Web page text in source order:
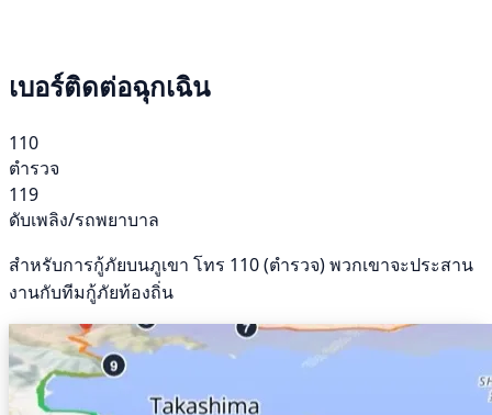
เบอร์ติดต่อฉุกเฉิน
110
ตำรวจ
119
ดับเพลิง/รถพยาบาล
สำหรับการกู้ภัยบนภูเขา โทร 110 (ตำรวจ) พวกเขาจะประสาน
งานกับทีมกู้ภัยท้องถิ่น